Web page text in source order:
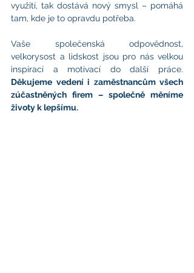
využití, tak dostává nový smysl – pomáhá
tam, kde je to opravdu potřeba.
Vaše společenská odpovědnost,
velkorysost a lidskost jsou pro nás velkou
Děkujeme vedení i zaměstnancům všech
zúčastněných firem – společně měníme
životy k lepšímu.